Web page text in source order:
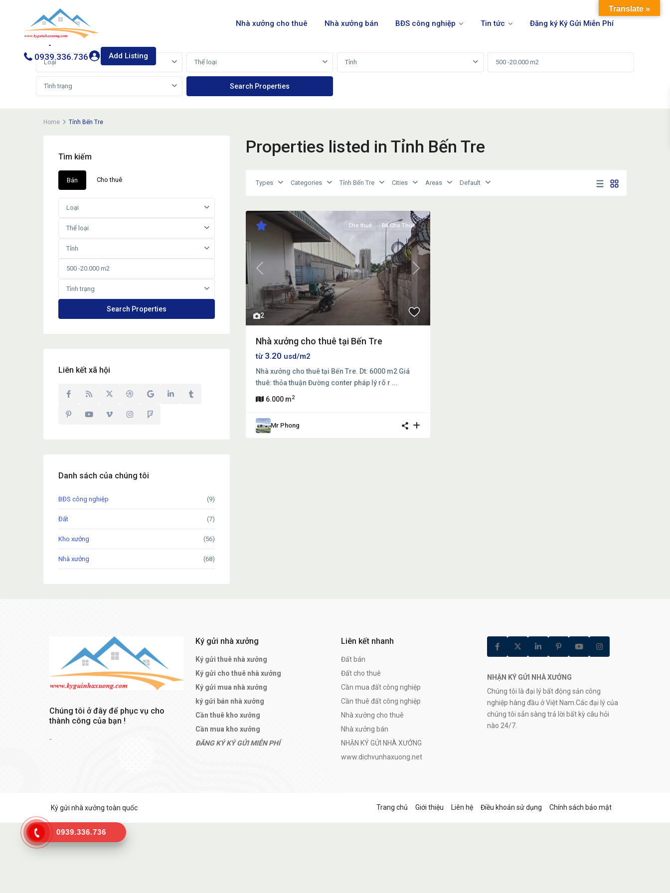
Nhà xưởng cho thuê Nhà xưởng bán BĐS công nghiệp Tin tức Đăng ký Ký Gửi Miễn Phí
0939.336.736 Add Listing
Bán Cho thuê
Loại Thể loại Tỉnh
Tình trạng
Home Tỉnh Bến Tre
Properties listed in Tỉnh Bến Tre
Types Categories Tỉnh Bến Tre Cities Areas Default
2
Previous Next
Cho thuê Đã Cho Thuê
Nhà xưởng cho thuê tại Bến Tre
từ3.20 usd/m2
Nhà xưởng cho thuê tại Bến Tre. Dt: 6000 m2 Giá
thuê: thỏa thuận Đường conter pháp lý rõ r ...
6.000 m2
Mr Phong
Tìm kiếm
Bán Cho thuê
Loại
Thể loại
Tỉnh
Tình trạng
Liên kết xã hội
Danh sách của chúng tôi
BĐS công nghiệp (9)
Đất (7)
Kho xưởng (56)
Nhà xưởng (68)
Chúng tôi ở đây để phục vụ cho
thành công của bạn !
-
Ký gửi nhà xưởng
Ký gửi thuê nhà xưởng
Ký gửi cho thuê nhà xưởng
Ký gửi mua nhà xưởng
ký gửi bán nhà xưởng
Cần thuê kho xưởng
Cần mua kho xưởng
ĐĂNG KÝ KÝ GỬI MIỄN PHÍ
Liên kết nhanh
Đất bán
Đất cho thuê
Cần mua đất công nghiệp
Cần thuê đất công nghiệp
Nhà xưởng cho thuê
Nhà xưởng bán
NHẬN KÝ GỬI NHÀ XƯỞNG
www.dichvunhaxuong.net
NHẬN KÝ GỬI NHÀ XƯỞNG
Chúng tôi là đại lý bất động sản công
nghiệp hàng đầu ở Việt Nam.Các đại lý của
chúng tôi sẳn sàng trả lời bất kỳ câu hỏi
nào 24/7.
Ký gửi nhà xưởng toàn quốc Trang chủ Giới thiệu Liên hệ Điều khoản sử dụng Chính sách bảo mật
Translate »
0939.336.736